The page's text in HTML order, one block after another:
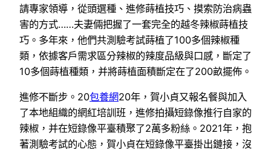
請專家領導，從頭選種、進修蒔植技巧、摸索防治病蟲
害的方式……夫妻倆把握了一套完全的越冬辣椒蒔植技
巧。多年來，他們共測驗考試蒔植了100多個辣椒種
類，依據客戶需求區分辣椒的辣度品級與口感，斷定了
10多個蒔植種類，并將蒔植面積斷定在了200畝擺佈。
進修不斷步。20包養網20年，賀小貞又報名餐與加入
了本地組織的網紅培訓班，進修拍攝短錄像推行自家的
辣椒，并在短錄像平臺積聚了2萬多粉絲。2021年，抱
著測驗考試的心態，賀小貞在短錄像平臺掛出鏈接，沒